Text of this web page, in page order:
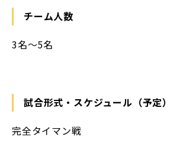
チーム人数
3名〜5名
試合形式・スケジュール（予定）
完全タイマン戦